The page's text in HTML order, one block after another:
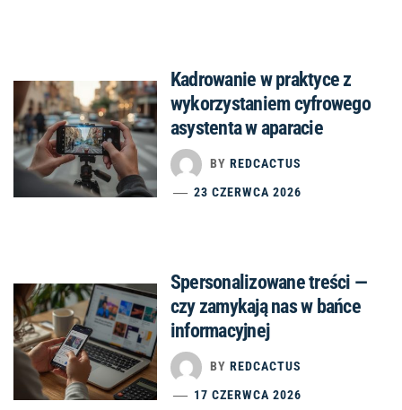
Kadrowanie w praktyce z
wykorzystaniem cyfrowego
asystenta w aparacie
BY REDCACTUS
23 CZERWCA 2026
Spersonalizowane treści —
czy zamykają nas w bańce
informacyjnej
BY REDCACTUS
17 CZERWCA 2026